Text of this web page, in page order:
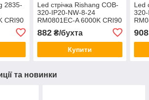
2835-
CRI90
10204
Led стрічка Rishang COB-
320-IP20-NW-8-24
RM0801EC-A 6000K CRI90
24V 10W/m 900lm/w 18866
882₴/бухта
Купити
Led
908
та новинки